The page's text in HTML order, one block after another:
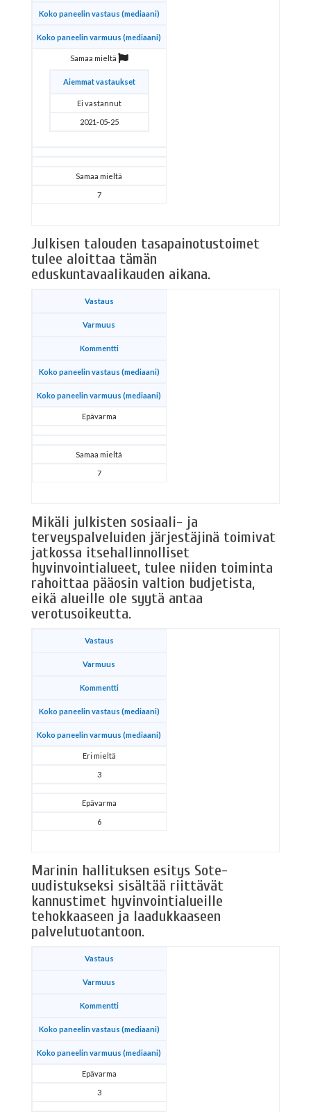
Koko paneelin vastaus (mediaani)
Koko paneelin varmuus (mediaani)
Samaa mieltä
Aiemmat vastaukset
Ei vastannut
2021-05-25
Samaa mieltä
7
Julkisen talouden tasapainotustoimet
tulee aloittaa tämän
eduskuntavaalikauden aikana.
Vastaus
Varmuus
Kommentti
Koko paneelin vastaus (mediaani)
Koko paneelin varmuus (mediaani)
Epävarma
Samaa mieltä
7
Mikäli julkisten sosiaali- ja
terveyspalveluiden järjestäjinä toimivat
jatkossa itsehallinnolliset
hyvinvointialueet, tulee niiden toiminta
rahoittaa pääosin valtion budjetista,
eikä alueille ole syytä antaa
verotusoikeutta.
Vastaus
Varmuus
Kommentti
Koko paneelin vastaus (mediaani)
Koko paneelin varmuus (mediaani)
Eri mieltä
3
Epävarma
6
Marinin hallituksen esitys Sote-
uudistukseksi sisältää riittävät
kannustimet hyvinvointialueille
tehokkaaseen ja laadukkaaseen
palvelutuotantoon.
Vastaus
Varmuus
Kommentti
Koko paneelin vastaus (mediaani)
Koko paneelin varmuus (mediaani)
Epävarma
3